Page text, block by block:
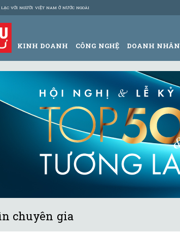
VỚI NGƯỜI VIỆT NAM Ở NƯỚC NGOÀI
KINH DOANH CÔNG NGHỆ DOANH NHÂN
chuyên gia